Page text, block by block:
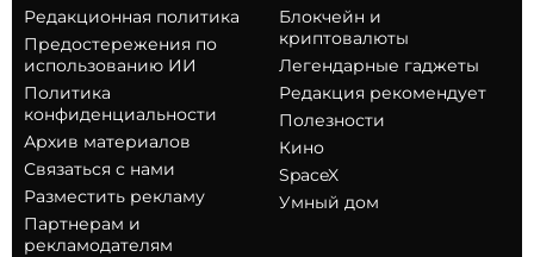
Редакционная политика
Предостережения по
использованию ИИ
Политика
конфиденциальности
Архив материалов
Связаться с нами
Разместить рекламу
Партнерам и
рекламодателям
Блокчейн и
криптовалюты
Легендарные гаджеты
Редакция рекомендует
Полезности
Кино
SpaceX
Умный дом